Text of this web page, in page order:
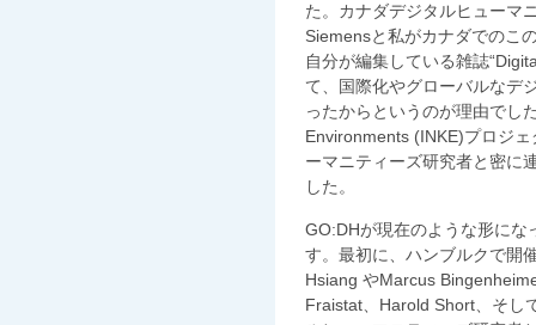
た。カナダデジタルヒューマ
Siemensと私がカナダでのこ
自分が編集している雑誌
て、国際化やグローバルなデ
ったからというのが理由でし
Environments (INKE)プロジ
ーマニティーズ研究者と密に
した。
GO:DHが現在のような形にな
す。最初に、ハンブルクで
Hsiang やMarcus
Fraistat、Harold Short、そし